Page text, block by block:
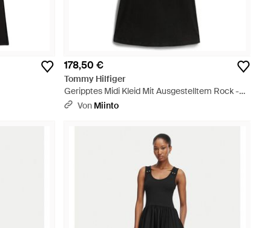
178,50 €
Tommy Hilfiger
Geripptes Midi Kleid Mit Ausgestelltem Rock -
Schwarz
Von Miinto